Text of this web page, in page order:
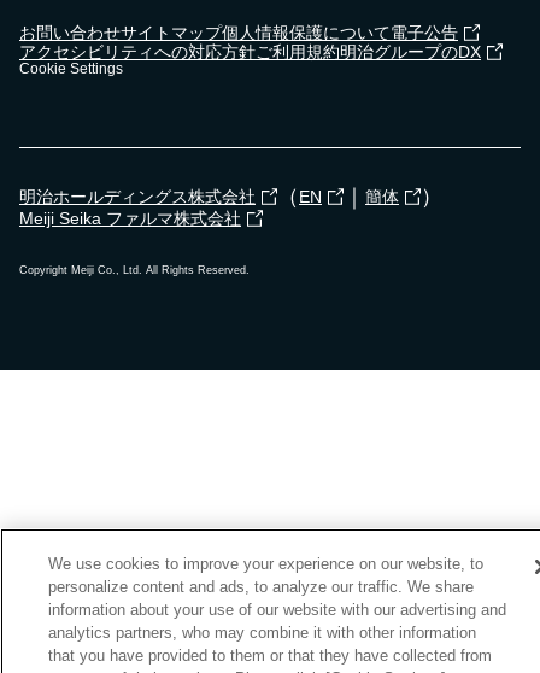
お問い合わせサイトマップ個人情報保護について電子公告
アクセシビリティへの対応方針ご利用規約明治グループのDX
Cookie Settings
明治ホールディングス株式会社 （ EN ｜ 簡体 ）
Meiji Seika ファルマ株式会社
Copyright Meiji Co., Ltd. All Rights Reserved.
We use cookies to improve your experience on our website, to
personalize content and ads, to analyze our traffic. We share
information about your use of our website with our advertising and
analytics partners, who may combine it with other information
that you have provided to them or that they have collected from